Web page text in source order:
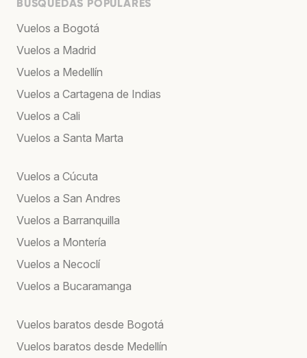
BÚSQUEDAS POPULARES
Vuelos a Bogotá
Vuelos a Madrid
Vuelos a Medellín
Vuelos a Cartagena de Indias
Vuelos a Cali
Vuelos a Santa Marta
Vuelos a Cúcuta
Vuelos a San Andres
Vuelos a Barranquilla
Vuelos a Montería
Vuelos a Necoclí
Vuelos a Bucaramanga
Vuelos baratos desde Bogotá
Vuelos baratos desde Medellín